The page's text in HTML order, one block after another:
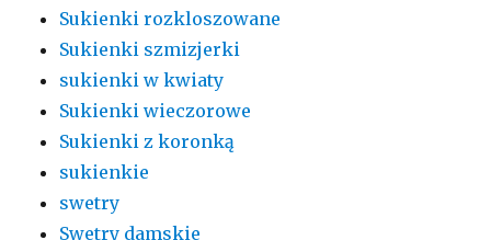
Sukienki rozkloszowane
Sukienki szmizjerki
sukienki w kwiaty
Sukienki wieczorowe
Sukienki z koronką
sukienkie
swetry
Swetry damskie